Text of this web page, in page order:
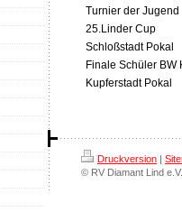
Turnier der Jugend
25.Linder Cup
Schloßstadt Pokal
Finale Schüler BW
Kupferstadt Pokal
Druckversion |
© RV Diamant Lind e.V.